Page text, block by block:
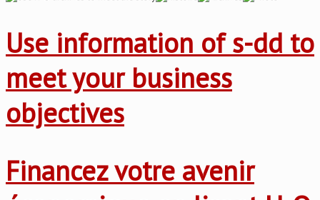
Use information of s-dd to
meet your business
objectives
Financez votre avenir